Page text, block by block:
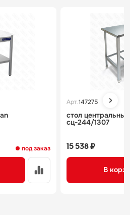
под заказ
Арт.147275
стол
сц-244/1307
15 538 ₽
В